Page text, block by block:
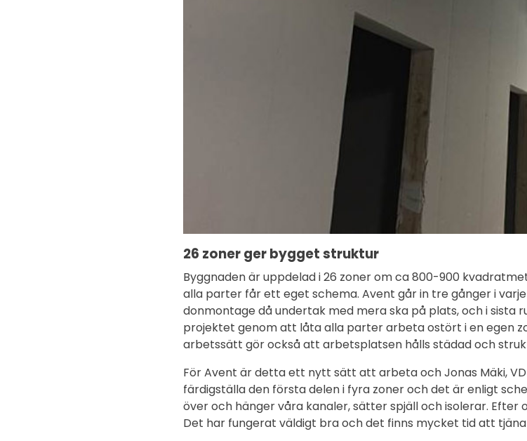
26 zoner ger bygget struktur
Byggnaden är uppdelad i 26 zoner om ca 800-900
alla parter får ett eget schema. Avent går in tre gånger i
donmontage då undertak med mera ska på plats, och i
projektet genom att låta alla parter arbeta ostört i en egen
arbetssätt gör också att arbetsplatsen hålls städad och
För Avent är detta ett nytt sätt att arbeta och Jonas Mäki,
färdigställa den första delen i fyra zoner och det är enligt
över och hänger våra kanaler, sätter spjäll och isolerar.
Det har fungerat väldigt bra och det finns mycket tid att